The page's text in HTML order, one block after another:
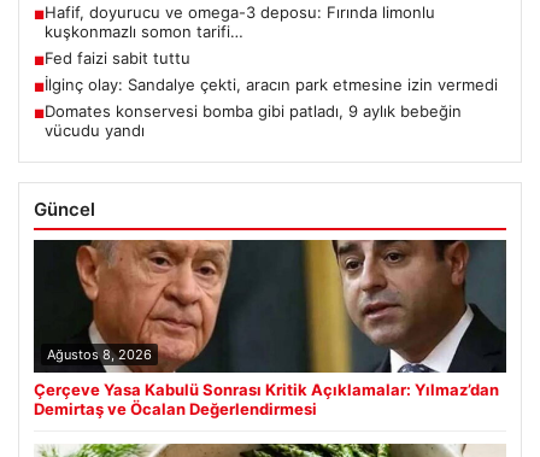
■Hafif, doyurucu ve omega-3 deposu: Fırında limonlu
kuşkonmazlı somon tarifi…
■Fed faizi sabit tuttu
■İlginç olay: Sandalye çekti, aracın park etmesine izin vermedi
■Domates konservesi bomba gibi patladı, 9 aylık bebeğin
vücudu yandı
Güncel
Ağustos 8, 2026
Çerçeve Yasa Kabulü Sonrası Kritik Açıklamalar: Yılmaz’dan
Demirtaş ve Öcalan Değerlendirmesi